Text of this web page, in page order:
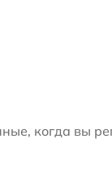
когда вы